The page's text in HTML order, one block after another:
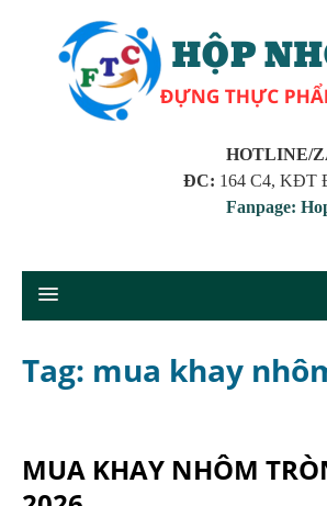
HOTLINE/
ĐC: 164 C4, KĐT
Fanpage:
Tag: mua khay
MUA KHAY NHÔM